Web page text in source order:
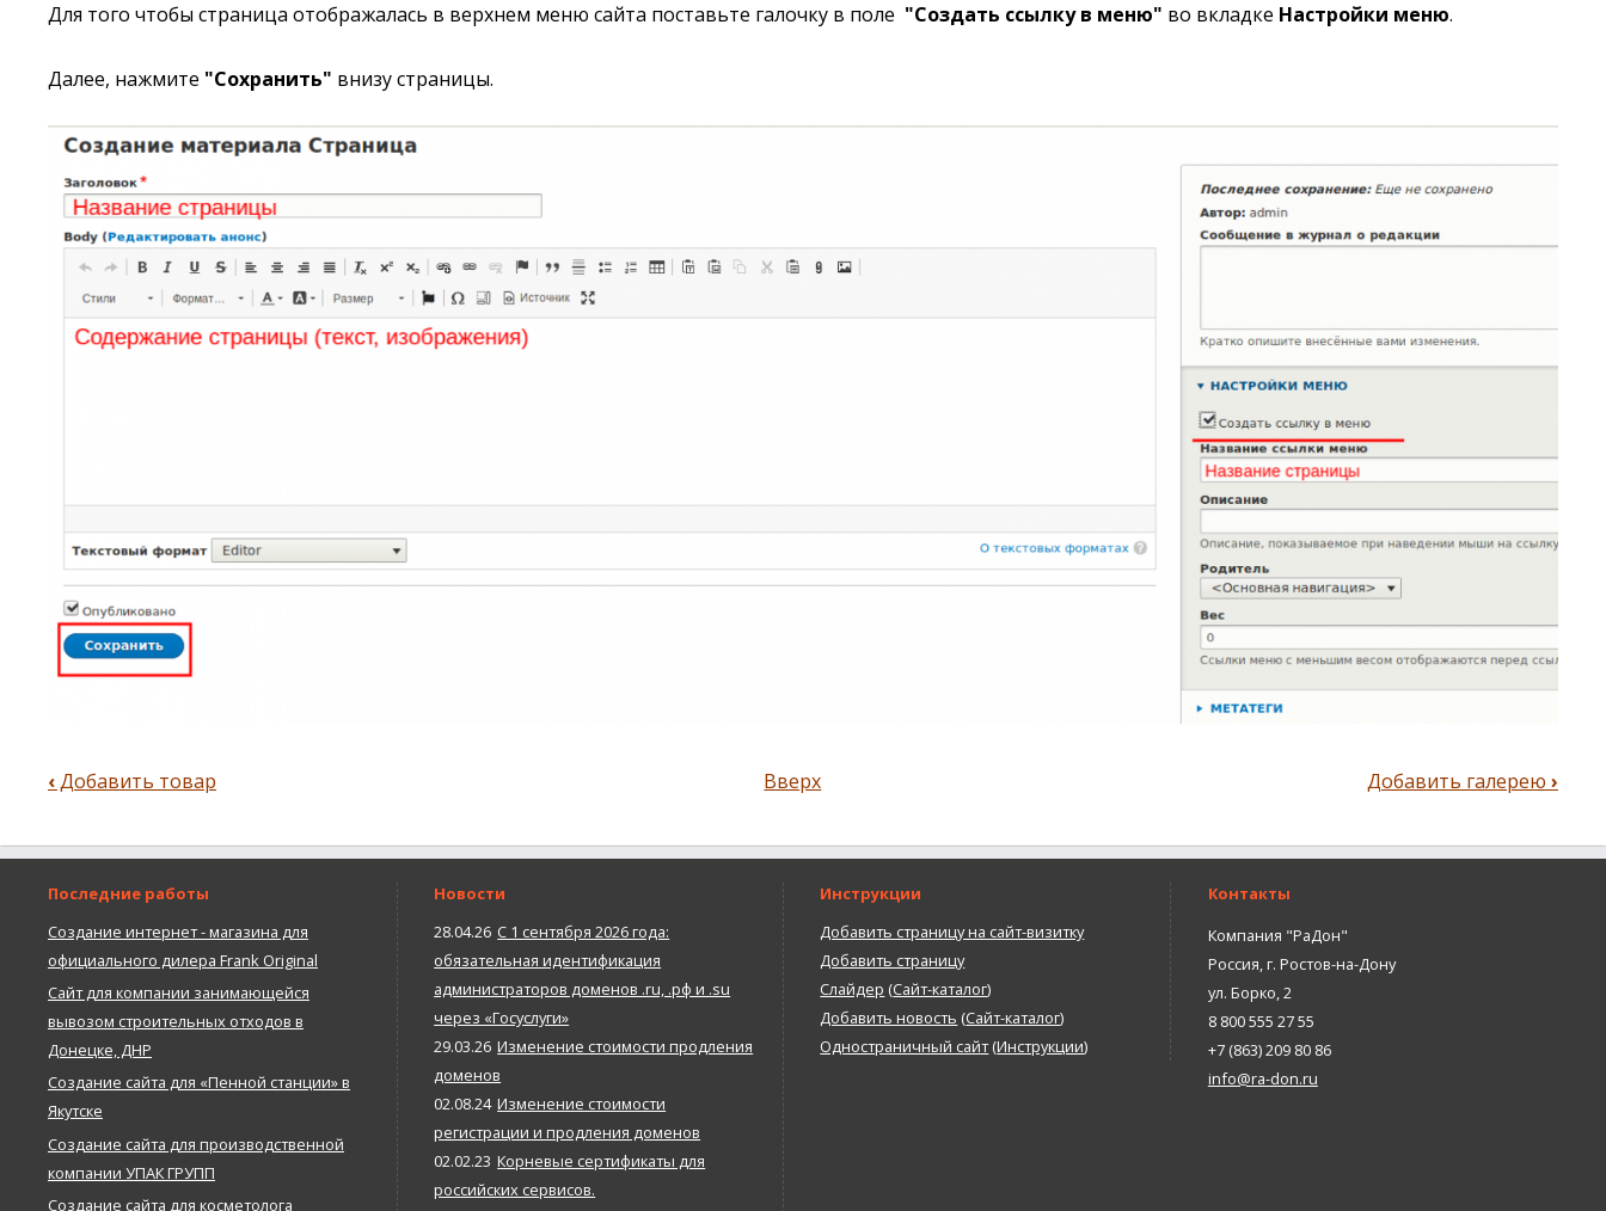
Для того чтобы страница отображалась в верхнем меню сайта поставьте галочку в поле "Создать ссылку в меню" во вкладке Настройки меню.
Далее, нажмите "Сохранить" внизу страницы.
Перекрёстные
ссылки
книги
для
Добавить
страницу
‹Добавить товар Вверх Добавить галерею ›
Последние работы
Создание интернет - магазина для
официального дилера Frank Original
Сайт для компании занимающейся
вывозом строительных отходов в
Донецке, ДНР
Создание сайта для «Пенной станции» в
Якутске
Создание сайта для производственной
компании УПАК ГРУПП
Создание сайта для косметолога
Новости
28.04.26 С 1 сентября 2026 года:
обязательная идентификация
администраторов доменов .ru, .рф и .su
через «Госуслуги»
29.03.26 Изменение стоимости продления
доменов
02.08.24 Изменение стоимости
регистрации и продления доменов
02.02.23 Корневые сертификаты для
российских сервисов.
Инструкции
Добавить страницу на сайт-визитку
Добавить страницу
Слайдер (Сайт-каталог)
Добавить новость (Сайт-каталог)
Одностраничный сайт(Инструкции)
Контакты
Компания "РаДон"
Россия,г. Ростов-на-Дону
ул. Борко, 2
8 800 555 27 55
+7 (863) 209 80 86
info@ra-don.ru